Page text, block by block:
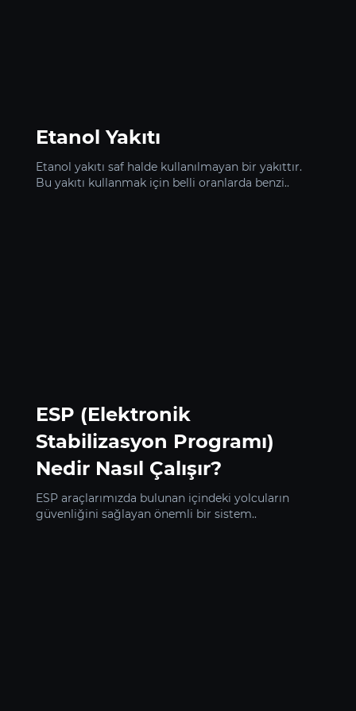
Etanol Yakıtı
Etanol yakıtı saf halde kullanılmayan bir yakıttır.
Bu yakıtı kullanmak için belli oranlarda benzi..
ESP (Elektronik
Stabilizasyon Programı)
Nedir Nasıl Çalışır?
ESP araçlarımızda bulunan içindeki yolcuların
güvenliğini sağlayan önemli bir sistem..